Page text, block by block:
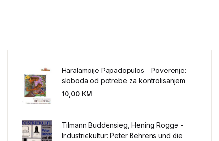
Haralampije Papadopulos - Poverenje:
sloboda od potrebe za kontrolisanjem
sveta
10,00 KM
Tilmann Buddensieg, Hening Rogge -
Industriekultur: Peter Behrens und die